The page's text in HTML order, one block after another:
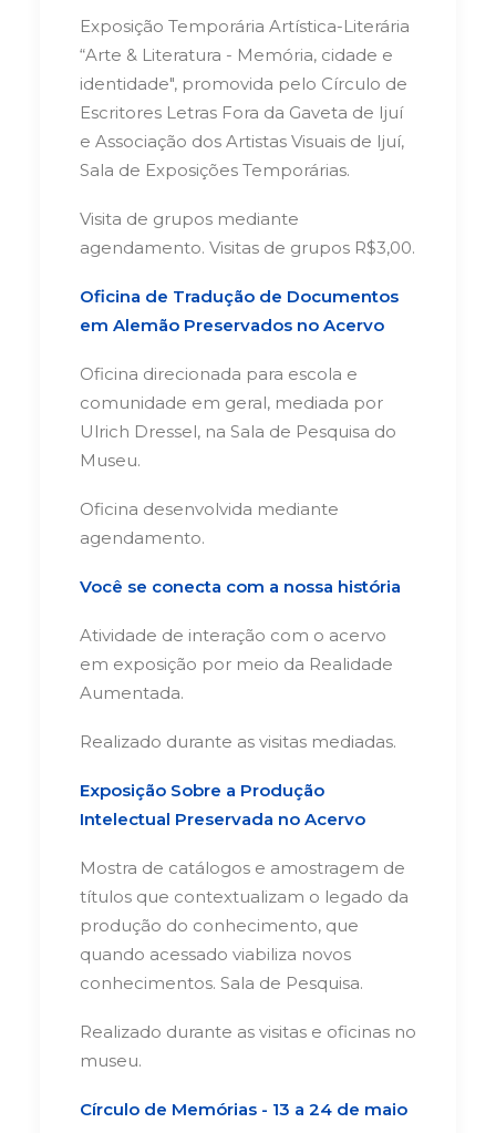
Exposição Temporária Artística-Literária
“Arte & Literatura - Memória, cidade e
identidade", promovida pelo Círculo de
Escritores Letras Fora da Gaveta de Ijuí
e Associação dos Artistas Visuais de Ijuí,
Sala de Exposições Temporárias.
Visita de grupos mediante
agendamento. Visitas de grupos R$3,00.
Oficina de Tradução de Documentos
em Alemão Preservados no Acervo
Oficina direcionada para escola e
comunidade em geral, mediada por
Ulrich Dressel, na Sala de Pesquisa do
Museu.
Oficina desenvolvida mediante
agendamento.
Você se conecta com a nossa história
Atividade de interação com o acervo
em exposição por meio da Realidade
Aumentada.
Realizado durante as visitas mediadas.
Exposição Sobre a Produção
Intelectual Preservada no Acervo
Mostra de catálogos e amostragem de
títulos que contextualizam o legado da
produção do conhecimento, que
quando acessado viabiliza novos
conhecimentos. Sala de Pesquisa.
Realizado durante as visitas e oficinas no
museu.
Círculo de Memórias - 13 a 24 de maio